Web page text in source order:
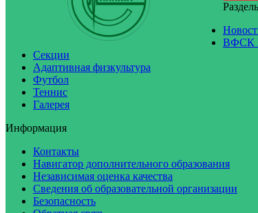
ВФСК
Секции
Адаптивная физкультура
Футбол
Теннис
Галерея
Информация
Контакты
Навигатор дополнительного образования
Независимая оценка качества
Сведения об образовательной организации
Безопасность